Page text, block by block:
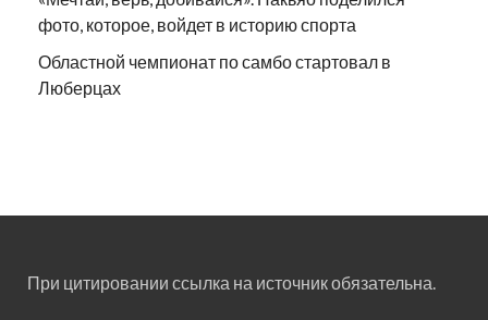
фото, которое, войдет в историю спорта
Областной чемпионат по самбо стартовал в
Люберцах
При цитировании ссылка на источник обязательна.